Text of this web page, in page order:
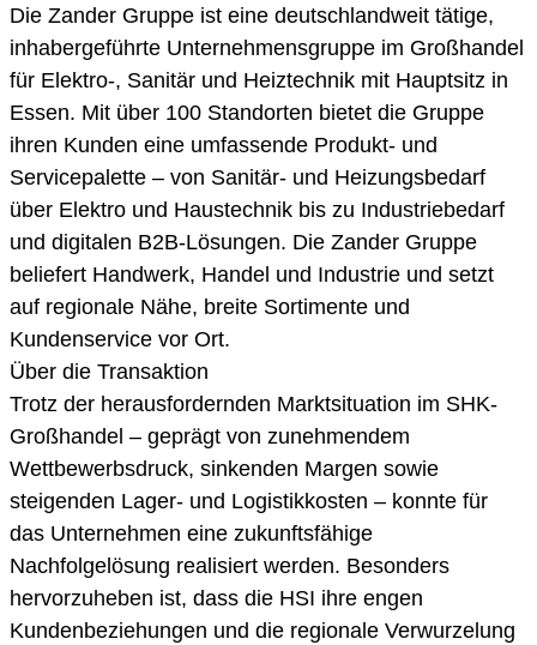
Die Zander Gruppe ist eine deutschlandweit tätige,
inhabergeführte Unternehmensgruppe im Großhandel
für Elektro-, Sanitär und Heiztechnik mit Hauptsitz in
Essen. Mit über 100 Standorten bietet die Gruppe
ihren Kunden eine umfassende Produkt- und
Servicepalette – von Sanitär- und Heizungsbedarf
über Elektro und Haustechnik bis zu Industriebedarf
und digitalen B2B-Lösungen. Die Zander Gruppe
beliefert Handwerk, Handel und Industrie und setzt
auf regionale Nähe, breite Sortimente und
Kundenservice vor Ort.
Über die Transaktion
Trotz der herausfordernden Marktsituation im SHK-
Großhandel – geprägt von zunehmendem
Wettbewerbsdruck, sinkenden Margen sowie
steigenden Lager- und Logistikkosten – konnte für
das Unternehmen eine zukunftsfähige
Nachfolgelösung realisiert werden. Besonders
hervorzuheben ist, dass die HSI ihre engen
Kundenbeziehungen und die regionale Verwurzelung